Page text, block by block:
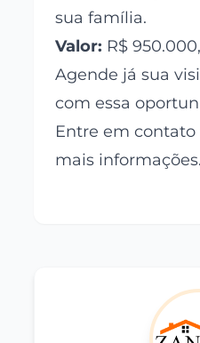
sua família.
Valor: R$
Agende já sua
com essa
Entre em contato
mais informações.